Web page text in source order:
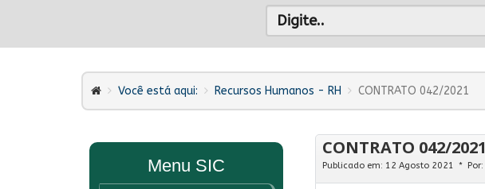
Você está aqui: Recursos Humanos - RH CONTRATO 042/2021
Menu SIC
CONTRATO 042/2021
Publicado em: 12 Agosto 2021 Por: